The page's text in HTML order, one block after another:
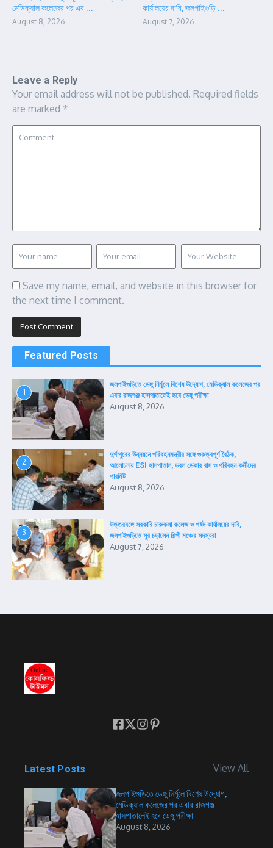
মেডিক্যাল কলেজের পর এব ...
August 8, 2026
কার্যালয়ের দাবি, জলপাইগুড়ি ...
August 7, 2026
Leave a Reply
Your email address will not be published. Required fields
are marked *
Save my name, email, and website in this browser for
the next time I comment.
Featured Posts
1
জলপাইগুড়িতে ডেঙ্গু নির্মূলে বিশেষ উদ্যোগ, মেডিক্যাল কলেজের পর
এবার রাজগঞ্জ হাসপাতালেই হবে ডেঙ্গু পরীক্ষা
August 8, 2026
2
দুর্গাপুরের উন্নয়নে পরিবহনমন্ত্রীর সঙ্গে গুরুত্বপূর্ণ বৈঠক,
আলোচনায় ESI হাসপাতাল, ডবল ডেকার বাস ও পরিবহন কর্মীদের
পারমিট
August 8, 2026
3
উত্তরবঙ্গে সরকারি চারুকলা কলেজ ও পর্ষদ কার্যালয়ের দাবি,
জলপাইগুড়িতে সুর চড়ালেন শিল্পী মঞ্চের সদস্যরা
August 7, 2026
Latest Posts View All
জলপাইগুড়িতে ডেঙ্গু নির্মূলে বিশেষ উদ্যোগ,
মেডিক্যাল কলেজের পর এবার রাজগঞ্জ
হাসপাতালেই হবে ডেঙ্গু পরীক্ষা
August 8, 2026